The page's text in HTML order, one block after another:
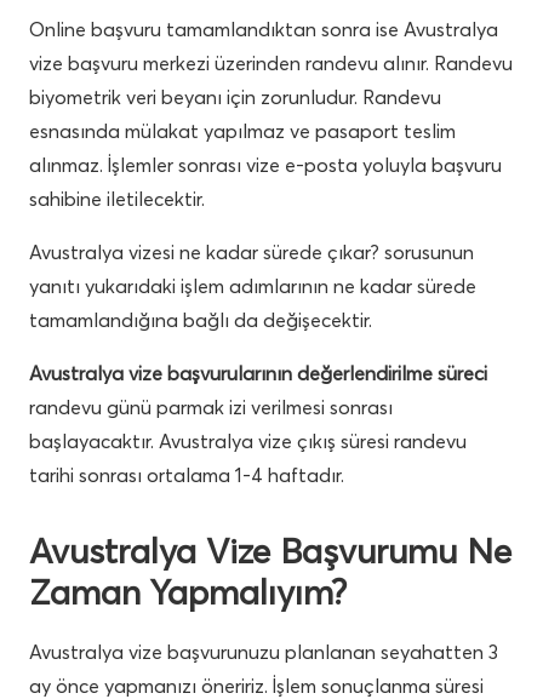
Online başvuru tamamlandıktan sonra ise Avustralya
vize başvuru merkezi üzerinden randevu alınır. Randevu
biyometrik veri beyanı için zorunludur. Randevu
esnasında mülakat yapılmaz ve pasaport teslim
alınmaz. İşlemler sonrası vize e-posta yoluyla başvuru
sahibine iletilecektir.
Avustralya vizesi ne kadar sürede çıkar? sorusunun
yanıtı yukarıdaki işlem adımlarının ne kadar sürede
tamamlandığına bağlı da değişecektir.
Avustralya vize başvurularının değerlendirilme süreci
randevu günü parmak izi verilmesi sonrası
başlayacaktır. Avustralya vize çıkış süresi randevu
tarihi sonrası ortalama 1-4 haftadır.
Avustralya Vize Başvurumu Ne
Zaman Yapmalıyım?
Avustralya vize başvurunuzu planlanan seyahatten 3
ay önce yapmanızı öneririz. İşlem sonuçlanma süresi